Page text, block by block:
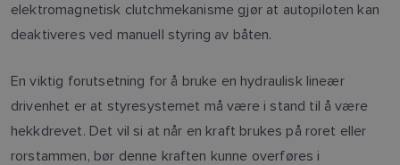
elektromagnetisk clutchmekanisme gjør at autopiloten kan
deaktiveres ved manuell styring av båten.
En viktig forutsetning for å bruke en hydraulisk lineær
drivenhet er at styresystemet må være i stand til å være
hekkdrevet. Det vil si at når en kraft brukes på roret eller
rorstammen, bør denne kraften kunne overføres i